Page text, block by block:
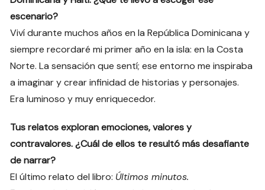
escenario?
Viví durante muchos años en la República Dominicana y
siempre recordaré mi primer año en la isla: en la Costa
Norte. La sensación que sentí; ese entorno me inspiraba
a imaginar y crear infinidad de historias y personajes.
Era luminoso y muy enriquecedor.
Tus relatos exploran emociones, valores y
contravalores. ¿Cuál de ellos te resultó más desafiante
de narrar?
El último relato del libro: Últimos minutos.